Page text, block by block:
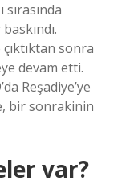
çıktıktan sonra
devam etti.
Reşadiye’ye
bir sonrakinin
var?